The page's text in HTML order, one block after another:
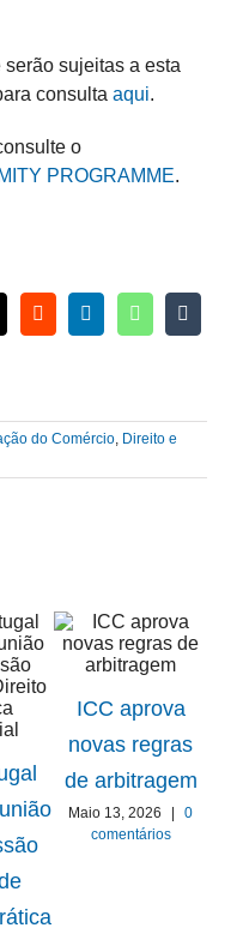
sujeitas a esta
consulta aqui.
o
PROGRAMME.
do Comércio, Direito e
ICC aprova
novas regras
de arbitragem
Maio 13, 2026 |
0
comentários